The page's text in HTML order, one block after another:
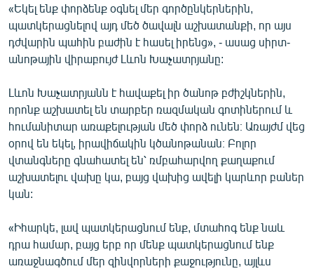
«Եկել ենք փորձենք օգնել մեր գործընկերներին,
պատկերացնելով այդ մեծ ծավալն աշխատանքի, որ այս
դժվարին պահին բաժին է հասել իրենց», - ասաց սիրտ-
անոթային վիրաբույժ Լևոն Խաչատրյանը:
Լևոն Խաչատրյանն է հավաքել իր ծանոթ բժիշկներին,
որոնք աշխատել են տարբեր ռազմական գոտիներում և
հումանիտար առաքելության մեծ փորձ ունեն։ Առայժմ վեց
օրով են եկել, իրավիճակին կծանոթանան։ Բոլոր
վտանգները գնահատել են՝ ռմբահարվող քաղաքում
աշխատելու վախը կա, բայց վախից ավելի կարևոր բաներ
կան:
«Իհարկե, լավ պատկերացնում ենք, մտահոգ ենք նաև
դրա համար, բայց երբ որ մենք պատկերացնում ենք
առաջնագծում մեր զինվորների քաջությունը, այլևս